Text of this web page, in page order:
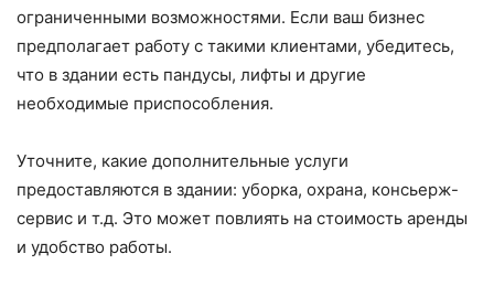
ограниченными возможностями. Если ваш бизнес
предполагает работу с такими клиентами, убедитесь,
что в здании есть пандусы, лифты и другие
необходимые приспособления.
Уточните, какие дополнительные услуги
предоставляются в здании: уборка, охрана, консьерж-
сервис и т.д. Это может повлиять на стоимость аренды
и удобство работы.